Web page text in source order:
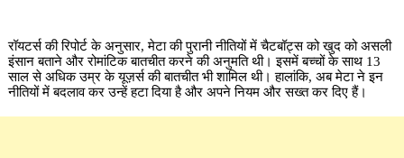
रॉयटर्स की रिपोर्ट के अनुसार, मेटा की पुरानी नीतियों में चैटबॉट्स को खुद को असली
इंसान बताने और रोमांटिक बातचीत करने की अनुमति थी। इसमें बच्चों के साथ 13
साल से अधिक उम्र के यूज़र्स की बातचीत भी शामिल थी। हालांकि, अब मेटा ने इन
नीतियों में बदलाव कर उन्हें हटा दिया है और अपने नियम और सख्त कर दिए हैं।